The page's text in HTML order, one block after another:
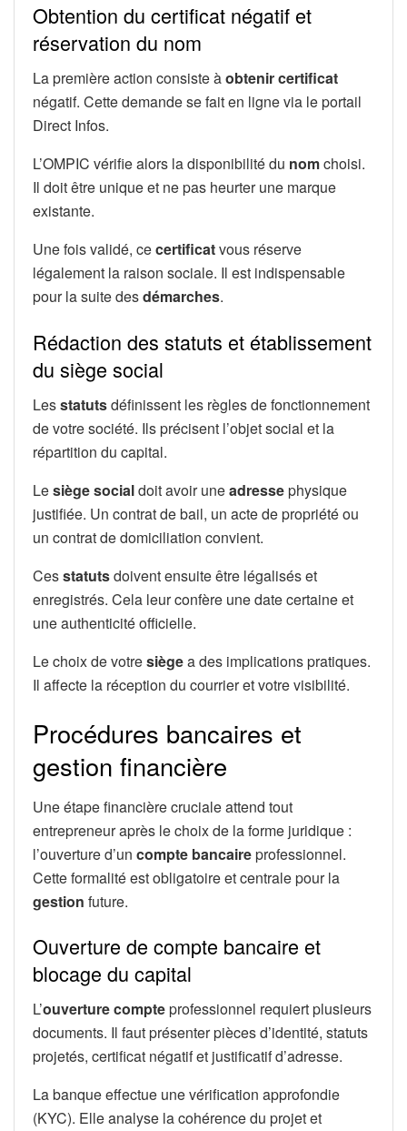
Obtention du certificat négatif et
réservation du nom
La première action consiste àobtenir certificat
négatif. Cette demande se fait en ligne via le portail
Direct Infos.
L’OMPIC vérifie alors la disponibilité du nomchoisi.
Il doit être unique et ne pas heurter une marque
existante.
Une fois validé, cecertificatvous réserve
légalement la raison sociale. Il est indispensable
pour la suite desdémarches.
Rédaction des statuts et établissement
du siège social
Lesstatutsdéfinissent les règles de fonctionnement
de votre société. Ils précisent l’objet social et la
répartition du capital.
Lesiège socialdoit avoir uneadressephysique
justifiée. Un contrat de bail, un acte de propriété ou
un contrat de domiciliation convient.
Cesstatutsdoivent ensuite être légalisés et
enregistrés. Cela leur confère une date certaine et
une authenticité officielle.
Le choix de votresiègea des implications pratiques.
Il affecte la réception du courrier et votre visibilité.
Procédures bancaires et
gestion financière
Une étape financière cruciale attend tout
entrepreneur après le choix de la forme juridique :
l’ouverture d’un compte bancaireprofessionnel.
Cette formalité est obligatoire et centrale pour la
gestion future.
Ouverture de compte bancaire et
blocage du capital
L’ouverture compteprofessionnel requiert plusieurs
documents. Il faut présenter pièces d’identité, statuts
projetés, certificat négatif et justificatif d’adresse.
La banque effectue une vérification approfondie
(KYC). Elle analyse la cohérence du projet et